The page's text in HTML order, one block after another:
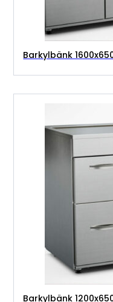
Barkylbänk
Barkylbänk